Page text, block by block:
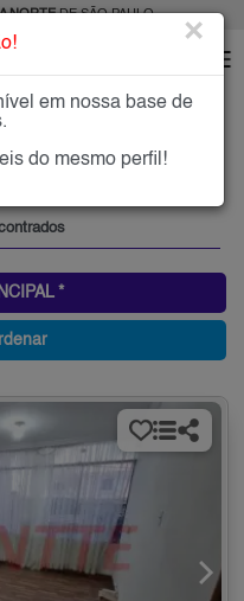
NORTEDE SÃO PAULO
Norte de São Paulo
*
×
em nossa base de
do mesmo perfil!